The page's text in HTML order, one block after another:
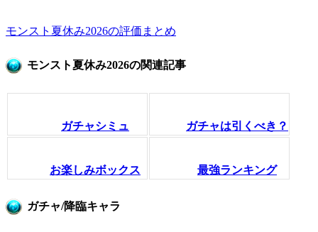
モンスト夏休み2026の評価まとめ
モンスト夏休み2026の関連記事
ガチャシミュ ガチャは引くべき？
お楽しみボックス 最強ランキング
ガチャ/降臨キャラ